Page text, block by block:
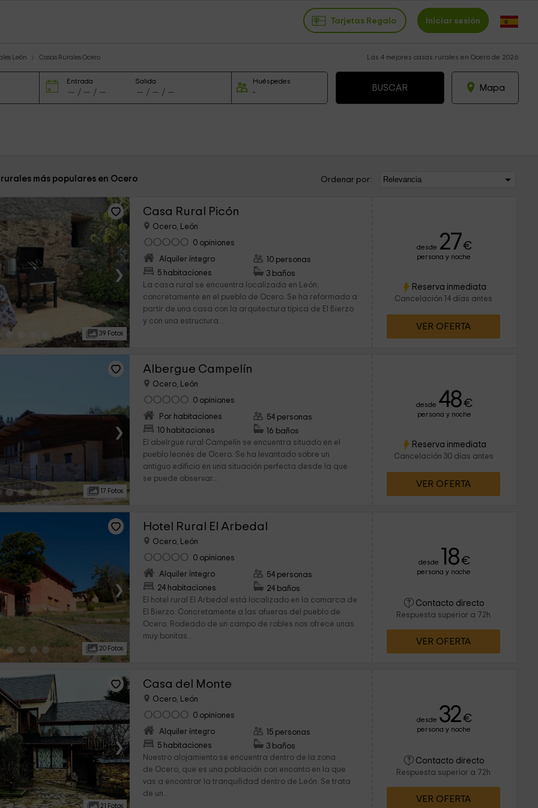
Tarjetas Regalo Iniciar sesión
León Casas Rurales Ocero Las 4 mejores casas rurales en Ocero de 2026
Entrada Salida Huéspedes
Mapa
más populares en Ocero Ordenar por:
›
39 Fotos
Casa Rural Picón
Ocero, León
0 opiniones
Alquiler íntegro
5 habitaciones
10 personas
3 baños
La casa rural se encuentra localizada en León,
concretamente en el pueblo de Ocero. Se ha reformado a
partir de una casa con la arquitectura típica de El Bierzo
y con una estructura...
desde 27€
persona y noche
Reserva inmediata
Cancelación 14 días antes
VER OFERTA
›
17 Fotos
Albergue Campelín
Ocero, León
0 opiniones
Por habitaciones
10 habitaciones
54 personas
16 baños
El abelrgue rural Campelín se encuentra situado en el
pueblo leonés de Ocero. Se ha levantado sobre un
antiguo edificio en una situación perfecta desde la que
se puede observar...
desde 48€
persona y noche
Reserva inmediata
Cancelación 30 días antes
VER OFERTA
›
20 Fotos
Hotel Rural El Arbedal
Ocero, León
0 opiniones
Alquiler íntegro
24 habitaciones
54 personas
24 baños
El hotel rural El Arbedal está localizado en la comarca de
El Bierzo. Concretamente a las afueras del pueblo de
Ocero. Rodeado de un campo de robles nos ofrece unas
muy bonitas...
desde 18€
persona y noche
Contacto directo
Respuesta superior a 72h
VER OFERTA
›
21 Fotos
Casa del Monte
Ocero, León
0 opiniones
Alquiler íntegro
5 habitaciones
15 personas
3 baños
Nuestro alojamiento se encuentra dentro de la zona
de Ocero, que es una población con encanto en la que
vas a encontrar la tranquilidad dentro de León. Se trata
de un...
desde 32€
persona y noche
Contacto directo
Respuesta superior a 72h
VER OFERTA